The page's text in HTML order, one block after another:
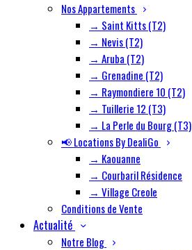
Nos Appartements
→ Saint Kitts (T2)
→ Nevis (T2)
→ Aruba (T2)
→ Grenadine (T2)
→ Raymondiere 10 (T2)
→ Tuillerie 12 (T3)
→ La Perle du Bourg (T3)
📢 Locations By DealiGo
→ Kaouanne
→ Courbaril Résidence
→ Village Creole
Conditions de Vente
Actualité
Notre Blog